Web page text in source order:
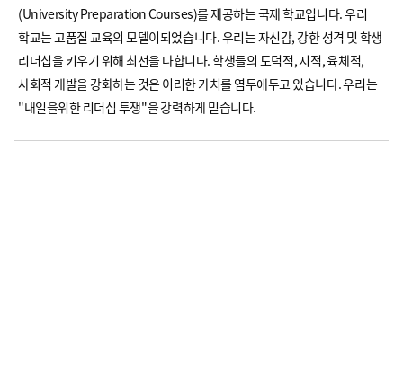
(University Preparation Courses)를 제공하는 국제 학교입니다. 우리
학교는 고품질 교육의 모델이되었습니다. 우리는 자신감, 강한 성격 및 학생
리더십을 키우기 위해 최선을 다합니다. 학생들의 도덕적, 지적, 육체적,
사회적 개발을 강화하는 것은 이러한 가치를 염두에두고 있습니다. 우리는
"내일을위한 리더십 투쟁"을 강력하게 믿습니다.